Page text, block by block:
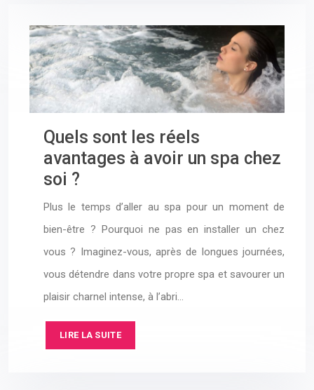
Quels sont les réels
avantages à avoir un spa chez
soi ?
Plus le temps d’aller au spa pour un moment de
bien-être ? Pourquoi ne pas en installer un chez
vous ? Imaginez-vous, après de longues journées,
vous détendre dans votre propre spa et savourer un
plaisir charnel intense, à l’abri…
LIRE LA SUITE